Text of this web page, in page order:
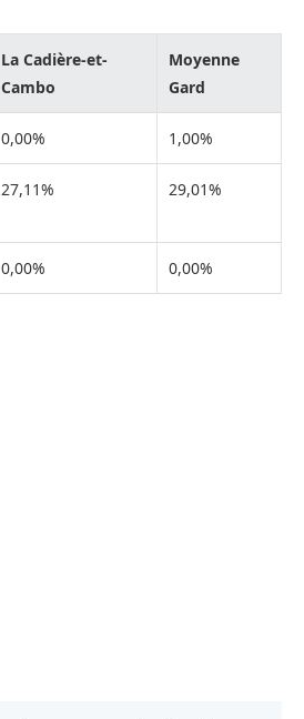
La Cadière-et-
Cambo
Moyenne
Gard
0,00% 1,00%
27,11% 29,01%
0,00% 0,00%